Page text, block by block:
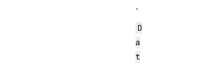
。
D
a
t